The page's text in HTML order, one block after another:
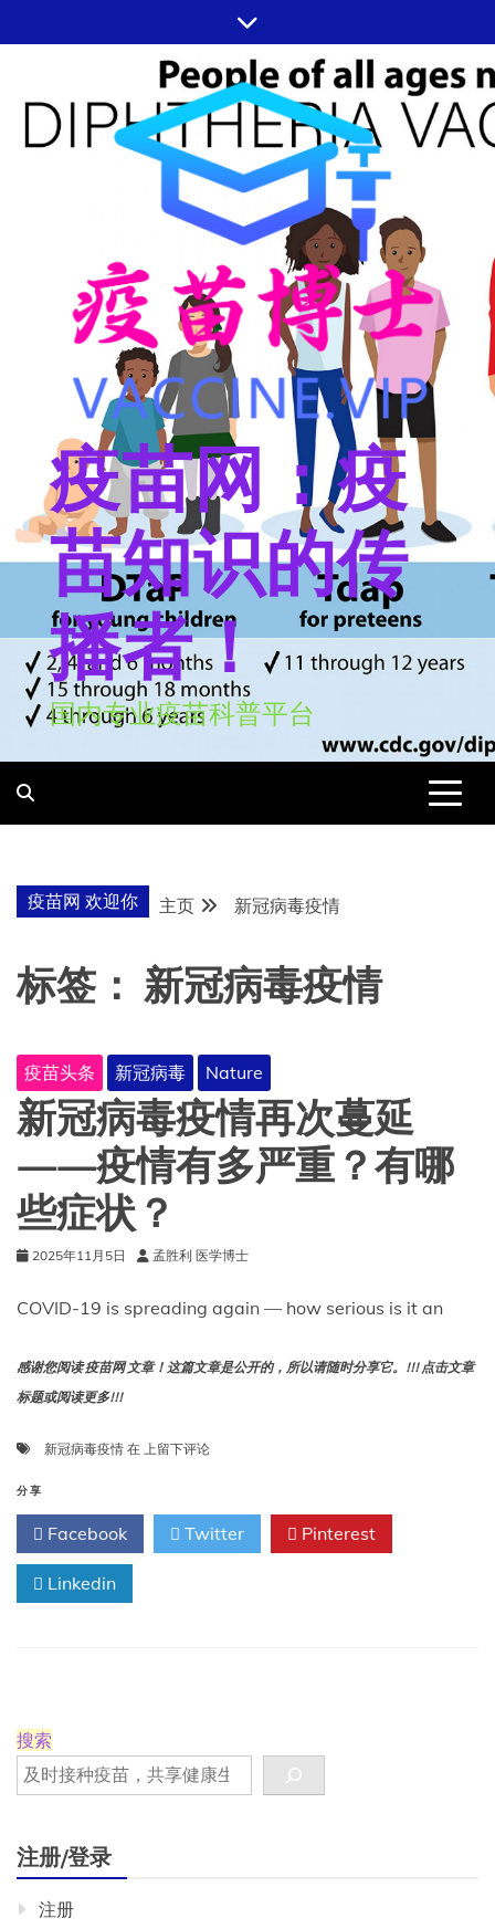
至
疫苗网：疫
苗知识的传
播者！
国内专业疫苗科普平台
疫苗网 欢迎你 主页 新冠病毒疫情
标签： 新冠病毒疫情
疫苗头条 新冠病毒 Nature
新冠病毒疫情再次蔓延
——疫情有多严重？有哪
些症状？
2025年11月5日 孟胜利 医学博士
COVID-19 is spreading again — how serious is it an
感谢您阅读 疫苗网 文章！这篇文章是公开的，所以请随时分享它。!!! 点击文章
标题或阅读更多!!!
新冠病毒疫情 在 新
毒
情
多
严
上留下评论
分享
Facebook Twitter Pinterest
Linkedin
搜索
注册/登录
注册